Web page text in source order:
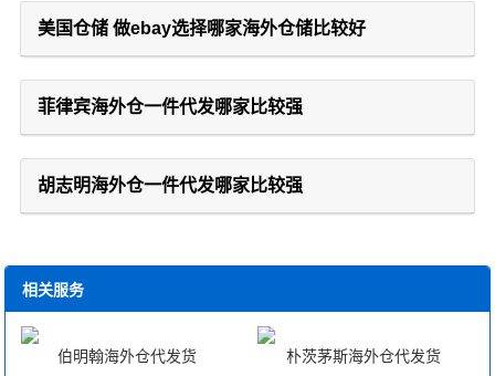
美国仓储 做ebay选择哪家海外仓储比较好
菲律宾海外仓一件代发哪家比较强
胡志明海外仓一件代发哪家比较强
相关服务
伯明翰海外仓代发货 朴茨茅斯海外仓代发货